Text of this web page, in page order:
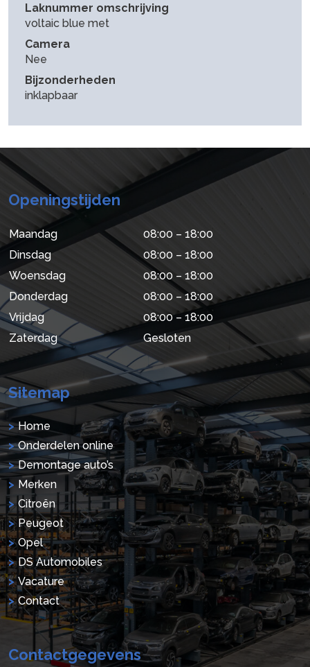
Laknummer omschrijving
voltaic blue met
Camera
Nee
Bijzonderheden
inklapbaar
Openingstijden
Maandag
08:00 – 18:00
Dinsdag
08:00 – 18:00
Woensdag
08:00 – 18:00
Donderdag
08:00 – 18:00
Vrijdag
08:00 – 18:00
Zaterdag
Gesloten
Sitemap
Home
Onderdelen online
Demontage auto’s
Merken
Citroën
Peugeot
Opel
DS Automobiles
Vacature
Contact
Contactgegevens